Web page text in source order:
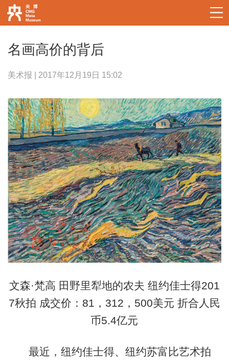
名画高价的背后
美术报 | 2017年12月19日 15:02
文森·梵高 田野里犁地的农夫 纽约佳士得201
7秋拍 成交价：81，312，500美元 折合人民
币5.4亿元
最近，纽约佳士得、纽约苏富比艺术拍